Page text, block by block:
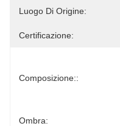
Luogo Di Origine:
Certificazione:
Composizione::
Ombra: